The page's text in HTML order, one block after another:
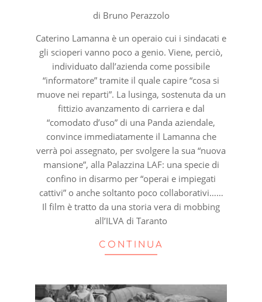
di Bruno Perazzolo
Caterino Lamanna è un operaio cui i sindacati e
gli scioperi vanno poco a genio. Viene, perciò,
individuato dall’azienda come possibile
“informatore” tramite il quale capire “cosa si
muove nei reparti”. La lusinga, sostenuta da un
fittizio avanzamento di carriera e dal
“comodato d’uso” di una Panda aziendale,
convince immediatamente il Lamanna che
verrà poi assegnato, per svolgere la sua “nuova
mansione”, alla Palazzina LAF: una specie di
confino in disarmo per “operai e impiegati
cattivi” o anche soltanto poco collaborativi……
Il film è tratto da una storia vera di mobbing
all’ILVA di Taranto
CONTINUA